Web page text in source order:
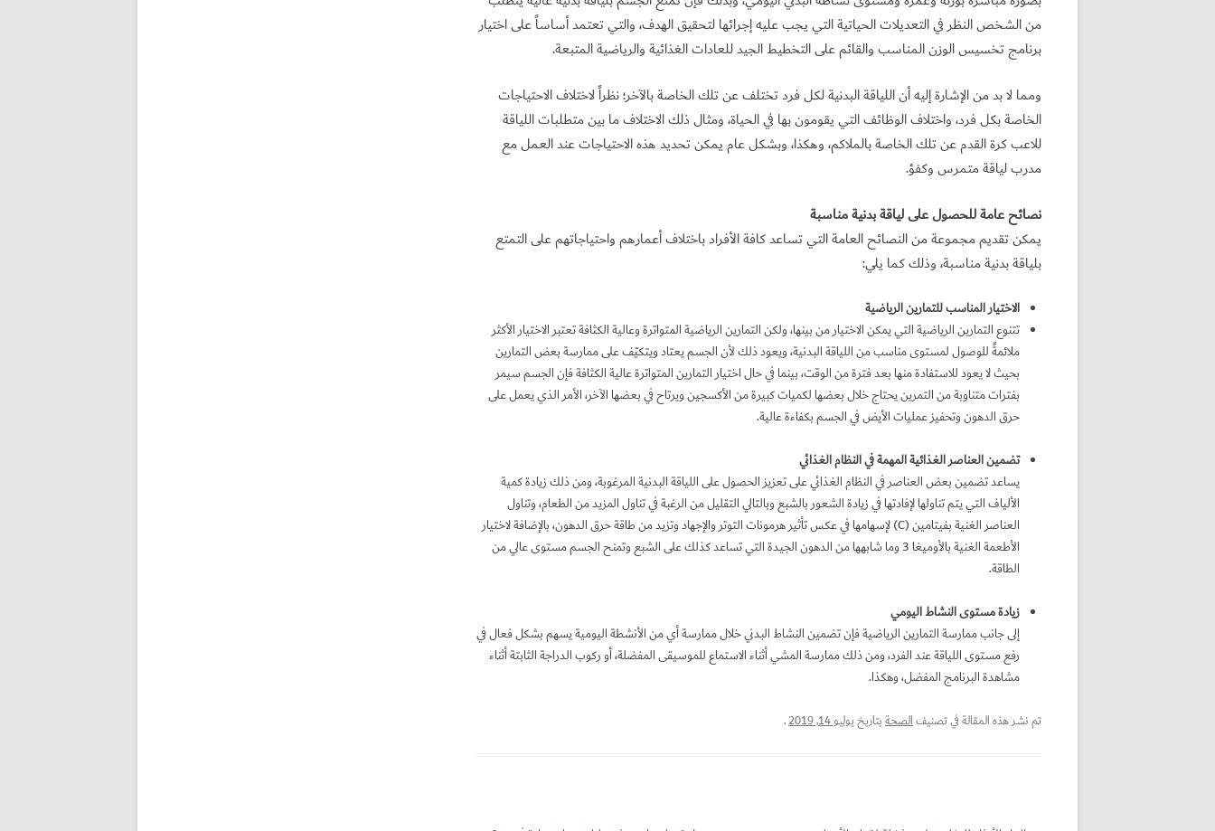
من الشخص النظر في التعديلات الحياتية التي يجب عليه إجرائها لتحقيق الهدف، والتي تعتمد أساساً على اختيار
برنامج تخسيس الوزن المناسب والقائم على التخطيط الجيد للعادات الغذائية والرياضية المتبعة.
ومما لا بد من الإشارة إليه أن اللياقة البدنية لكل فرد تختلف عن تلك الخاصة بالآخر؛ نظراً لاختلاف الاحتياجات
الخاصة بكل فرد، واختلاف الوظائف التي يقومون بها في الحياة، ومثال ذلك الاختلاف ما بين متطلبات اللياقة
للاعب كرة القدم عن تلك الخاصة بالملاكم، وهكذا، وبشكل عام يمكن تحديد هذه الاحتياجات عند العمل مع
مدرب لياقة متمرس وكفؤ.
نصائح عامة للحصول على لياقة بدنية مناسبة
يمكن تقديم مجموعة من النصائح العامة التي تساعد كافة الأفراد باختلاف أعمارهم واحتياجاتهم على التمتع
بلياقة بدنية مناسبة، وذلك كما يلي:
الاختيار المناسب للتمارين الرياضية
تتنوع التمارين الرياضية التي يمكن الاختيار من بينها، ولكن التمارين الرياضية المتواترة وعالية الكثافة تعتبر الاختيار الأكثر
ملائمةً للوصول لمستوى مناسب من اللياقة البدنية، ويعود ذلك لأن الجسم يعتاد ويتكيّف على ممارسة بعض التمارين
بحيث لا يعود للاستفادة منها بعد فترة من الوقت، بينما في حال اختيار التمارين المتواترة عالية الكثافة فإن الجسم سيمر
بفترات متناوبة من التمرين يحتاج خلال بعضها لكميات كبيرة من الأكسجين ويرتاح في بعضها الآخر، الأمر الذي يعمل على
حرق الدهون وتحفيز عمليات الأيض في الجسم بكفاءة عالية.
تضمين العناصر الغذائية المهمة في النظام الغذائي
يساعد تضمين بعض العناصر في النظام الغذائي على تعزيز الحصول على اللياقة البدنية المرغوبة، ومن ذلك زيادة كمية
الألياف التي يتم تناولها لإفادتها في زيادة الشعور بالشبع وبالتالي التقليل من الرغبة في تناول المزيد من الطعام، وتناول
العناصر الغنية بفيتامين (C) لإسهامها في عكس تأثير هرمونات التوتر والإجهاد وتزيد من طاقة حرق الدهون، بالإضافة لاختيار
الأطعمة الغنية بالأوميغا 3 وما شابهها من الدهون الجيدة التي تساعد كذلك على الشبع وتمنح الجسم مستوى عالي من
الطاقة.
زيادة مستوى النشاط اليومي
إلى جانب ممارسة التمارين الرياضية فإن تضمين النشاط البدني خلال ممارسة أي من الأنشطة اليومية يسهم بشكل فعال في
رفع مستوى اللياقة عند الفرد، ومن ذلك ممارسة المشي أثناء الاستماع للموسيقى المفضلة، أو ركوب الدراجة الثابتة أثناء
مشاهدة البرنامج المفضل، وهكذا.
تم نشر هذه المقالة في تصنيفالصحةبتاريخيوليو 14, 2019 .